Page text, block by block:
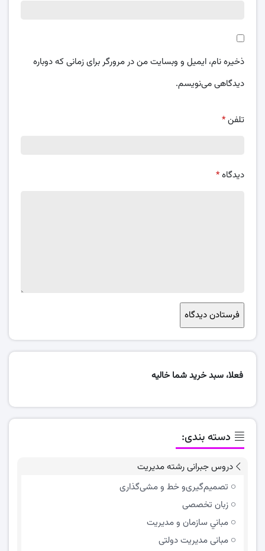
ذخیره نام، ایمیل و وبسایت من در مرورگر برای زمانی که دوباره
دیدگاهی می‌نویسم.
تلفن*
دیدگاه*
فعلا، سبد خرید شما خالیه
دسته بندی:
دروس جبرانی رشته مدیریت
تصمیم‌گیری‌و خط و مشی‌گذاری
زبان تخصصی
مباني سازمان و مديريت
مبانی مدیریت دولتی